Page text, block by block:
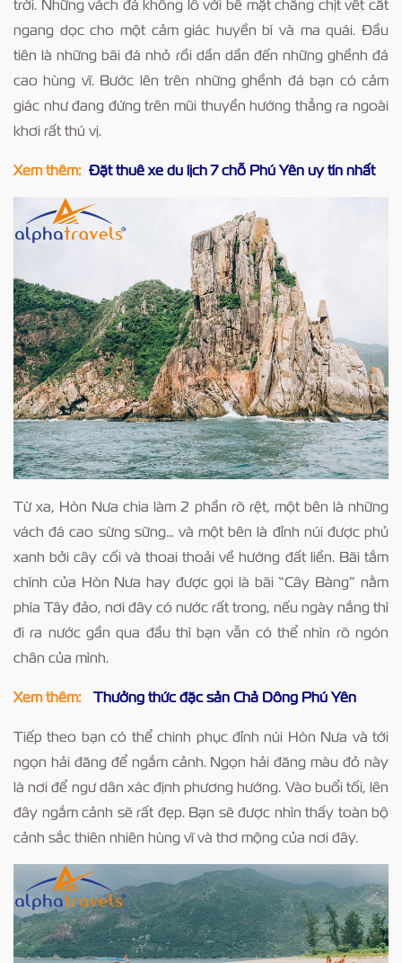
trời. Những vách đá khổng lồ với bề mặt chằng chịt vết cắt
ngang dọc cho một cảm giác huyền bí và ma quái. Đầu
tiên là những bãi đá nhỏ rồi dần dần đến những ghềnh đá
cao hùng vĩ. Bước lên trên những ghềnh đá bạn có cảm
giác như đang đứng trên mũi thuyền hướng thẳng ra ngoài
khơi rất thú vị.
Xem thêm: Đặt thuê xe du lịch 7 chỗ Phú Yên uy tín nhất
Từ xa, Hòn Nưa chia làm 2 phần rõ rệt, một bên là những
vách đá cao sừng sững… và một bên là đỉnh núi được phủ
xanh bởi cây cối và thoai thoải về hướng đất liền. Bãi tắm
chính của Hòn Nưa hay được gọi là bãi “Cây Bàng” nằm
phía Tây đảo, nơi đây có nước rất trong, nếu ngày nắng thì
đi ra nước gần qua đầu thì bạn vẫn có thể nhìn rõ ngón
chân của mình.
Xem thêm: Thưởng thức đặc sản Chả Dông Phú Yên
Tiếp theo bạn có thể chinh phục đỉnh núi Hòn Nưa và tới
ngọn hải đăng để ngắm cảnh. Ngọn hải đăng màu đỏ này
là nơi để ngư dân xác định phương hướng. Vào buổi tối, lên
đây ngắm cảnh sẽ rất đẹp. Bạn sẽ được nhìn thấy toàn bộ
cảnh sắc thiên nhiên hùng vĩ và thơ mộng của nơi đây.